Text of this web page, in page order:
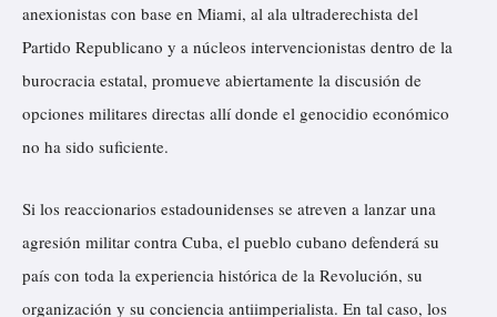
anexionistas con base en Miami, al ala ultraderechista del
Partido Republicano y a núcleos intervencionistas dentro de la
burocracia estatal, promueve abiertamente la discusión de
opciones militares directas allí donde el genocidio económico
no ha sido suficiente.
Si los reaccionarios estadounidenses se atreven a lanzar una
agresión militar contra Cuba, el pueblo cubano defenderá su
país con toda la experiencia histórica de la Revolución, su
organización y su conciencia antiimperialista. En tal caso, los